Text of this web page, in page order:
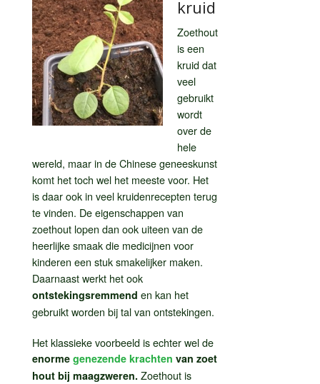
kruid
Zoethout
is een
kruid dat
veel
gebruikt
wordt
over de
hele
wereld, maar in de Chinese geneeskunst
komt het toch wel het meeste voor. Het
is daar ook in veel kruidenrecepten terug
te vinden. De eigenschappen van
zoethout lopen dan ook uiteen van de
heerlijke smaak die medicijnen voor
kinderen een stuk smakelijker maken.
Daarnaast werkt het ook
ontstekingsremmend en kan het
gebruikt worden bij tal van ontstekingen.
Het klassieke voorbeeld is echter wel de
enorme genezende krachten van zoet
hout bij maagzweren. Zoethout is